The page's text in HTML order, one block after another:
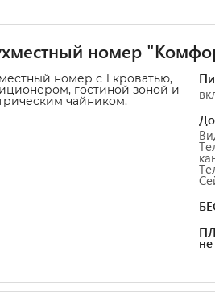
номер
номер с 1 кроватью,
гостиной зоной и
чайником.
не